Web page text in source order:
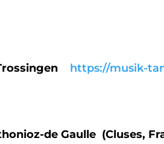
https://musik-
de Gaulle (Cluses,